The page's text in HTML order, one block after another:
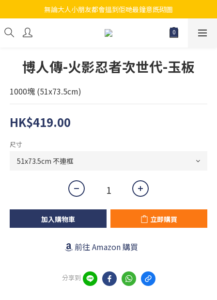
江帆天楊砌圖
無論大人小朋友都會搵到佢哋最鐘意既砌圖
江帆天楊砌圖
博人傳-火影忍者次世代-玉板
1000塊 (51x73.5cm)
HK$419.00
尺寸
加入購物車 立即購買
前往 Amazon 購買
分享到